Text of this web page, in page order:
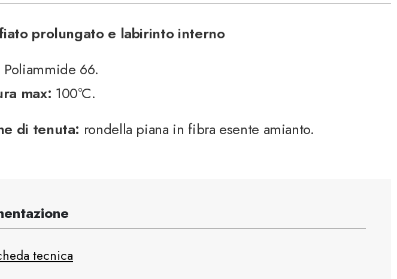
prolungato e labirinto interno
Poliammide 66.
max: 100°C.
di tenuta: rondella piana in fibra esente amianto.
tecnica